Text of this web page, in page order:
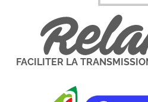
FACILITER LA